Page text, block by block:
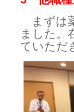
まずは
ました。
ていただ